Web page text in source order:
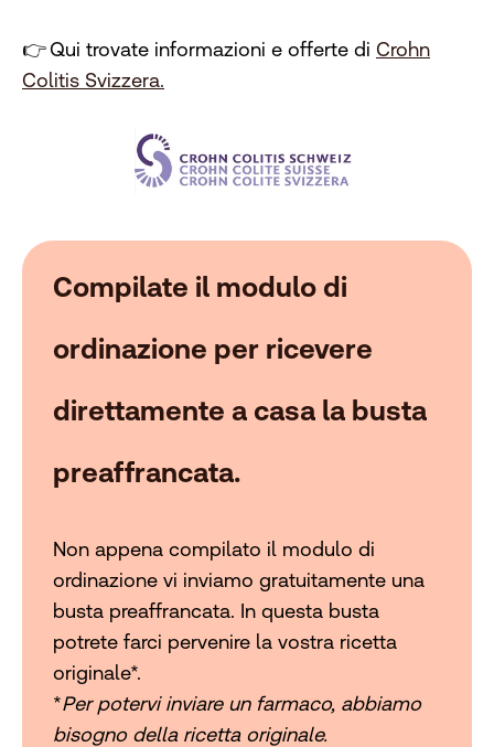
👉 Qui trovate informazioni e offerte di Crohn
Colitis Svizzera.
Compilate il modulo di
ordinazione per ricevere
direttamente a casa la busta
preaffrancata.
Non appena compilato il modulo di
ordinazione vi inviamo gratuitamente una
busta preaffrancata. In questa busta
potrete farci pervenire la vostra ricetta
originale*.
*Per potervi inviare un farmaco, abbiamo
bisogno della ricetta originale.